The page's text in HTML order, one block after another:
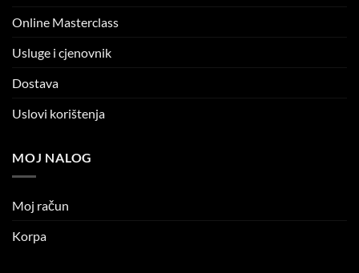
Online Masterclass
Usluge i cjenovnik
Dostava
Uslovi korištenja
MOJ NALOG
Moj račun
Korpa